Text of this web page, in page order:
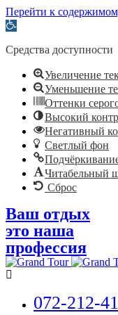
Перейти к
Открыть
инструментов
Средства доступности
Увеличение
Уменьшение
Оттенки
Высокий
Негативный
Светлый фон
Читабельный
Сброс
Ваш отдых
это наша
профессия
072-212-